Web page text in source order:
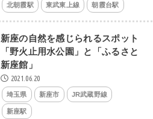
北朝霞駅 東武東上線 朝霞台駅
新座の自然を感じられるスポット
「野火止用水公園」と「ふるさと
新座館」
2021.06.20
埼玉県 新座市 JR武蔵野線
新座駅